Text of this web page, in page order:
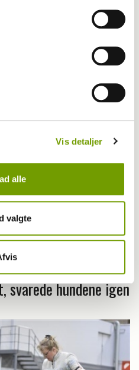
Vis detaljer
alle
valgte
grunde til at lægge
svarede hundene igen